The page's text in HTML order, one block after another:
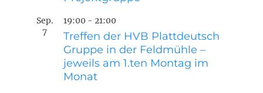
Sep.
7
19:00 - 21:00
Treffen der HVB Plattdeutsch
Gruppe in der Feldmühle –
jeweils am 1.ten Montag im
Monat